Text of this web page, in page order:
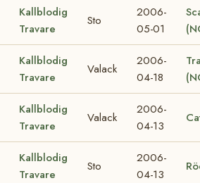
Kallblodig
Travare
Sto
2006-
05-01
Kallblodig
Travare
Valack
2006-
04-18
Kallblodig
Travare
Valack
2006-
04-13
Kallblodig
Travare
Sto
2006-
04-13